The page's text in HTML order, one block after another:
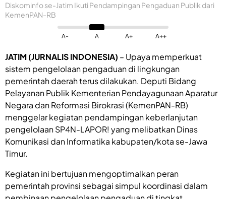
Diskominfo se-Jatim Ikuti Pendampingan Pengaduan Publik dari
KemenPAN-RB
A- A A+ A++
JATIM (JURNALIS INDONESIA) – Upaya memperkuat
sistem pengelolaan pengaduan di lingkungan
pemerintah daerah terus dilakukan. Deputi Bidang
Pelayanan Publik Kementerian Pendayagunaan Aparatur
Negara dan Reformasi Birokrasi (KemenPAN-RB)
menggelar kegiatan pendampingan keberlanjutan
pengelolaan SP4N-LAPOR! yang melibatkan Dinas
Komunikasi dan Informatika kabupaten/kota se-Jawa
Timur.
Kegiatan ini bertujuan mengoptimalkan peran
pemerintah provinsi sebagai simpul koordinasi dalam